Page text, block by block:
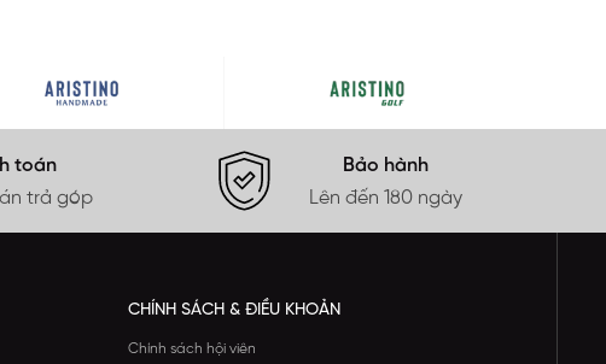
toán
trả góp
Bảo hành
Lên đến 180 ngày
CHÍNH SÁCH & ĐIỀU KHOẢN
Chính sách hội viên